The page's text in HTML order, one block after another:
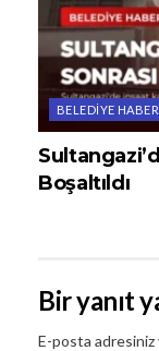
BELEDIYE
Boşaltıldı
Bir yanıt
E-posta adresiniz